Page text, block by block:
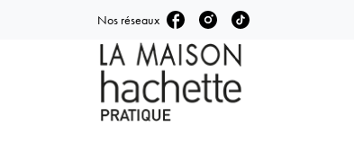
MENU RECHERCHE
Nos réseaux